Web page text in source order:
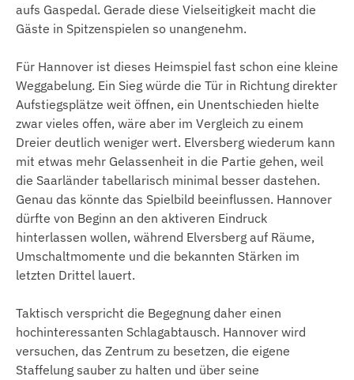
aufs Gaspedal. Gerade diese Vielseitigkeit macht die
Gäste in Spitzenspielen so unangenehm.
Für Hannover ist dieses Heimspiel fast schon eine kleine
Weggabelung. Ein Sieg würde die Tür in Richtung direkter
Aufstiegsplätze weit öffnen, ein Unentschieden hielte
zwar vieles offen, wäre aber im Vergleich zu einem
Dreier deutlich weniger wert. Elversberg wiederum kann
mit etwas mehr Gelassenheit in die Partie gehen, weil
die Saarländer tabellarisch minimal besser dastehen.
Genau das könnte das Spielbild beeinflussen. Hannover
dürfte von Beginn an den aktiveren Eindruck
hinterlassen wollen, während Elversberg auf Räume,
Umschaltmomente und die bekannten Stärken im
letzten Drittel lauert.
Taktisch verspricht die Begegnung daher einen
hochinteressanten Schlagabtausch. Hannover wird
versuchen, das Zentrum zu besetzen, die eigene
Staffelung sauber zu halten und über seine